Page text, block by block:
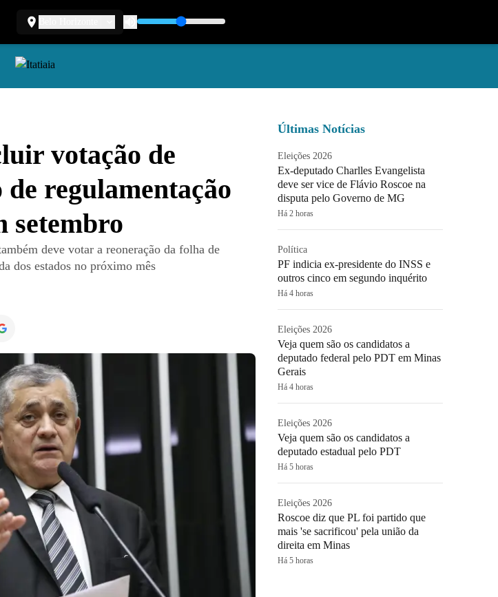
votação de
regulamentação
setembro
deve votar a reoneração da folha de
dos estados no próximo mês
Últimas Notícias
Eleições 2026
Ex-deputado Charlles Evangelista
deve ser vice de Flávio Roscoe na
disputa pelo Governo de MG
Há 2 horas
Política
PF indicia ex-presidente do INSS e
outros cinco em segundo inquérito
Há 4 horas
Eleições 2026
Veja quem são os candidatos a
deputado federal pelo PDT em Minas
Gerais
Há 4 horas
Eleições 2026
Veja quem são os candidatos a
deputado estadual pelo PDT
Há 5 horas
Eleições 2026
Roscoe diz que PL foi partido que
mais 'se sacrificou' pela união da
direita em Minas
Há 5 horas